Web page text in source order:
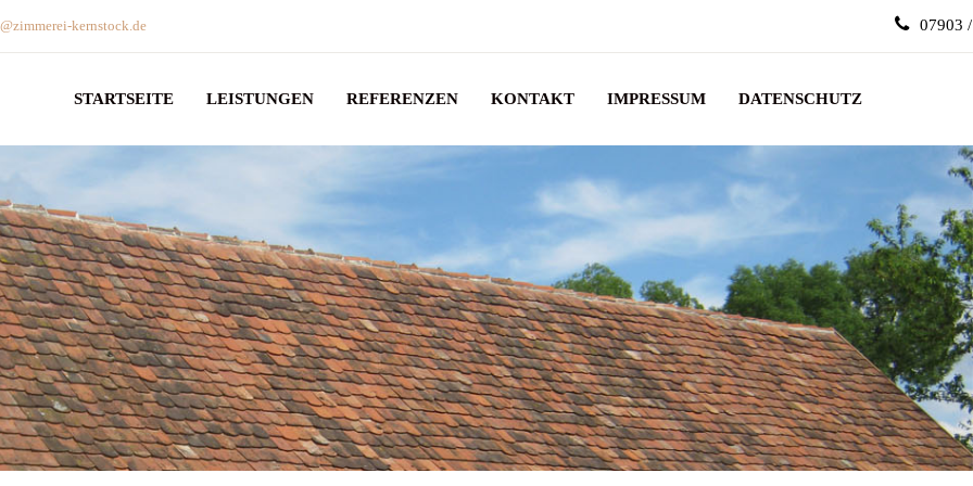
kernstock.de 07903
STARTSEITE LEISTUNGEN REFERENZEN KONTAKT IMPRESSUM DATENSCHUTZ